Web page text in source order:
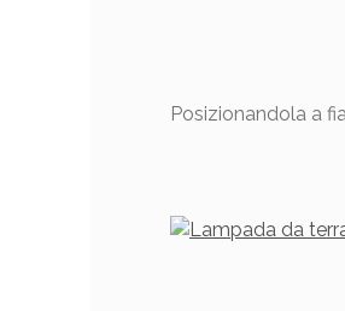
Posizionandola a